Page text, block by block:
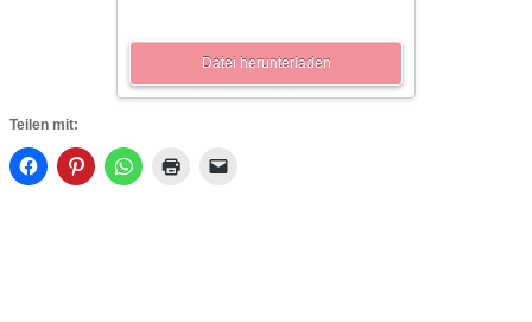
Datei herunterladen
Teilen mit: